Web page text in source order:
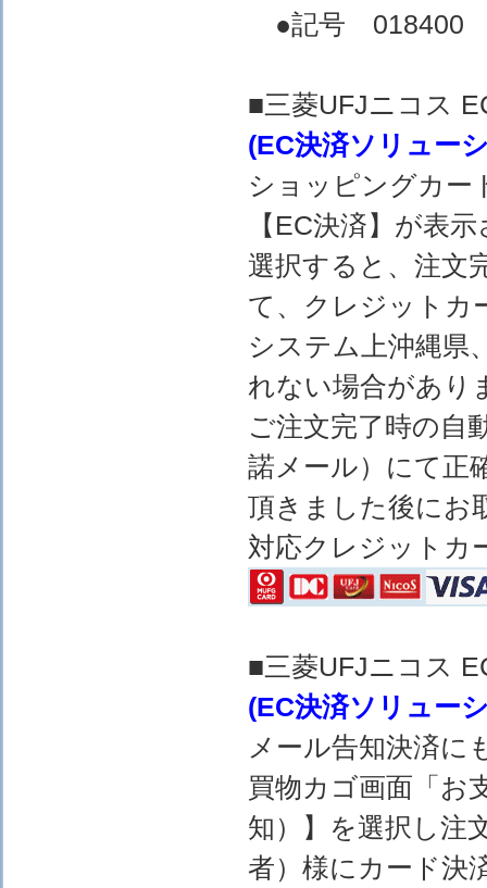
●記号 018400
■三菱UFJニコス
(EC決済ソリュー
ショッピングカー
【EC決済】が表
選択すると、注文
て、クレジットカ
システム上沖縄県
れない場合があり
ご注文完了時の自
諾メール）にて正
頂きました後にお
対応クレジットカ
■三菱UFJニコス
(EC決済ソリュー
メール告知決済に
買物カゴ画面「お
知）】を選択し注
者）様にカード決